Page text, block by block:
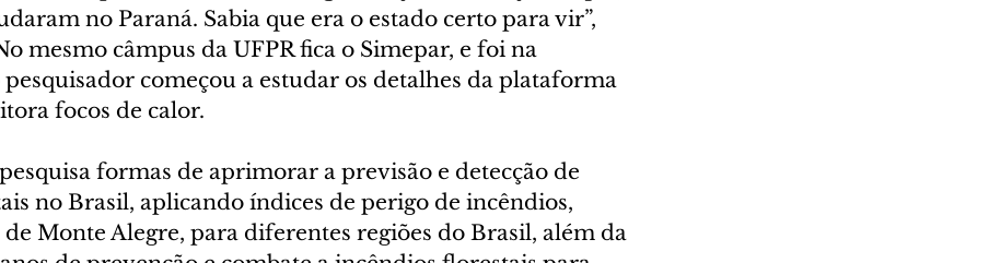
no Paraná. Sabia que era o estado certo para vir”,
mesmo câmpus da UFPR fica o Simepar, e foi na
começou a estudar os detalhes da plataforma
focos de calor.
formas de aprimorar a previsão e detecção de
no Brasil, aplicando índices de perigo de incêndios,
Monte Alegre, para diferentes regiões do Brasil, além da